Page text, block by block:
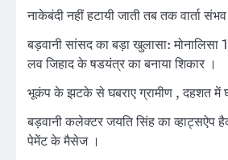
नाकेबंदी नहीं हटायी जाती तब तक वार्ता
बड़वानी सांसद का बड़ा खुलासा: मोनालिसा
लव जिहाद के षडयंत्र का बनाया शिकार ।
भूकंप के झटके से घबराए ग्रामीण , दहशत में
बड़वानी कलेक्टर जयति सिंह का व्हाट्सऐप
पेमेंट के मैसेज ।